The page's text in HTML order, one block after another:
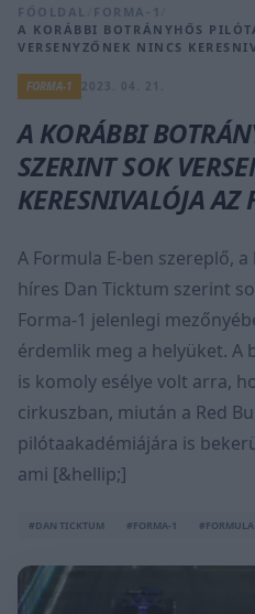
FŐOLDAL FORMA-1
A KORÁBBI BOTRÁNYHŐS
VERSENYZŐNEK NINCS
FORMA-1
A KORÁBBI
SZERINT SOK
KERESNIVALÓJA AZ
A Formula E-ben szereplő,
híres Dan Ticktum szerint
Forma-1 jelenlegi
érdemlik meg a helyüket.
is komoly esélye volt arra,
cirkuszban, miután a Red
pilótaakadémiájára is
ami [&hellip;]
#DAN TICKTUM #FORMA-1 #FORMULA